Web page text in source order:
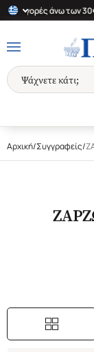
αγορές άνω των 30€
Αρχική/Συγγραφείς/